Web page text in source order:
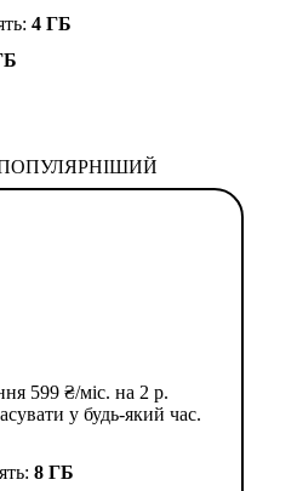
4 ГБ
599 ₴/міс. на 2 р.
у будь-який час.
8 ГБ